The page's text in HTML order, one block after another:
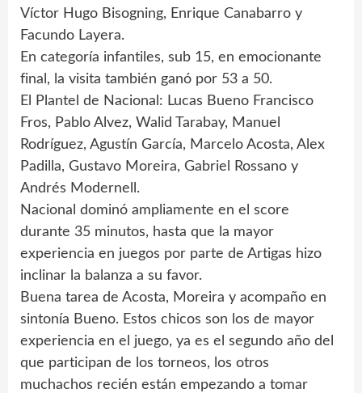
Víctor Hugo Bisogning, Enrique Canabarro y
Facundo Layera.
En categoría infantiles, sub 15, en emocionante
final, la visita también ganó por 53 a 50.
El Plantel de Nacional: Lucas Bueno Francisco
Fros, Pablo Alvez, Walid Tarabay, Manuel
Rodríguez, Agustín García, Marcelo Acosta, Alex
Padilla, Gustavo Moreira, Gabriel Rossano y
Andrés Modernell.
Nacional dominó ampliamente en el score
durante 35 minutos, hasta que la mayor
experiencia en juegos por parte de Artigas hizo
inclinar la balanza a su favor.
Buena tarea de Acosta, Moreira y acompaño en
sintonía Bueno. Estos chicos son los de mayor
experiencia en el juego, ya es el segundo año del
que participan de los torneos, los otros
muchachos recién están empezando a tomar